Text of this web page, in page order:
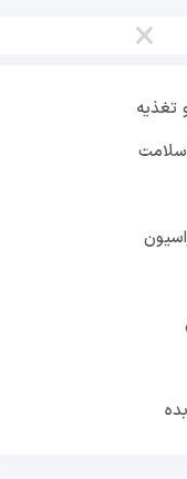
×
تغذیه
سلامت
علیه ایران
علیه ایران